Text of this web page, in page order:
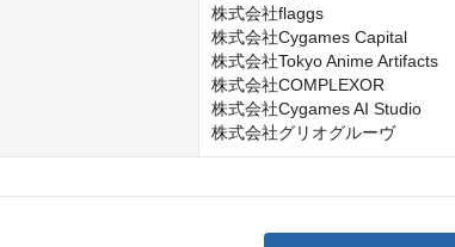
株式会社flaggs
株式会社Cygames Capital
株式会社Tokyo Anime Artifacts
株式会社COMPLEXOR
株式会社Cygames AI Studio
株式会社グリオグルーヴ